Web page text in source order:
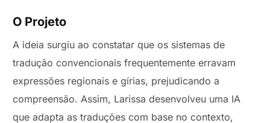
O Projeto
A ideia surgiu ao constatar que os sistemas de
tradução convencionais frequentemente erravam
expressões regionais e gírias, prejudicando a
compreensão. Assim, Larissa desenvolveu uma IA
que adapta as traduções com base no contexto,